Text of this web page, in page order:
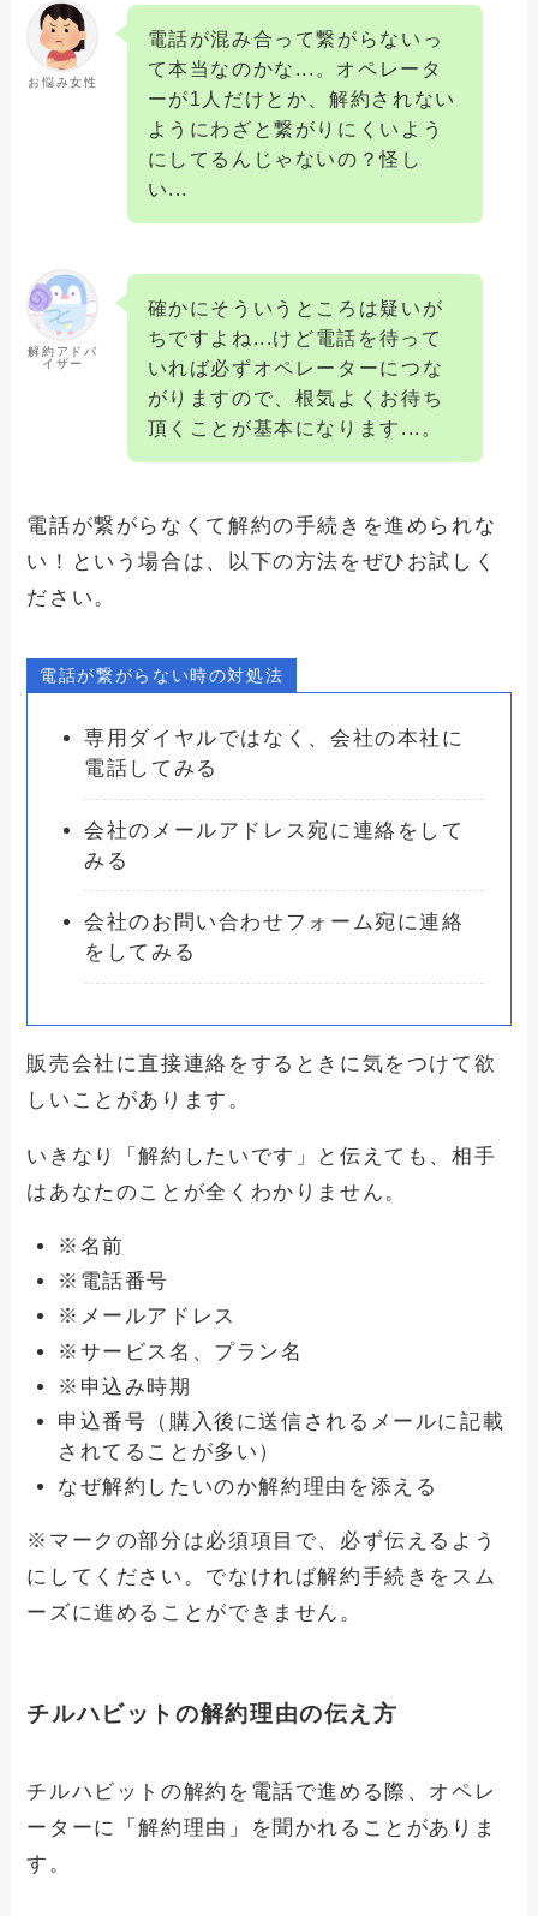
お悩み女性
電話が混み合って繋がらないっ
て本当なのかな...。オペレータ
ーが1人だけとか、解約されない
ようにわざと繋がりにくいよう
にしてるんじゃないの？怪し
い...
解約アドバ
イザー
確かにそういうところは疑いが
ちですよね...けど電話を待って
いれば必ずオペレーターにつな
がりますので、根気よくお待ち
頂くことが基本になります...。
電話が繋がらなくて解約の手続きを進められな
い！という場合は、以下の方法をぜひお試しく
ださい。
電話が繋がらない時の対処法
専用ダイヤルではなく、会社の本社に
電話してみる
会社のメールアドレス宛に連絡をして
みる
会社のお問い合わせフォーム宛に連絡
をしてみる
販売会社に直接連絡をするときに気をつけて欲
しいことがあります。
いきなり「解約したいです」と伝えても、相手
はあなたのことが全くわかりません。
※名前
※電話番号
※メールアドレス
※サービス名、プラン名
※申込み時期
申込番号（購入後に送信されるメールに記載
されてることが多い）
なぜ解約したいのか解約理由を添える
※マークの部分は必須項目で、必ず伝えるよう
にしてください。でなければ解約手続きをスム
ーズに進めることができません。
チルハビットの解約理由の伝え方
チルハビットの解約を電話で進める際、オペレ
ーターに「解約理由」を聞かれることがありま
す。